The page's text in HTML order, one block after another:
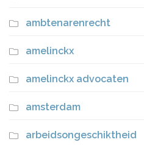
ambtenarenrecht
amelinckx
amelinckx advocaten
amsterdam
arbeidsongeschiktheid